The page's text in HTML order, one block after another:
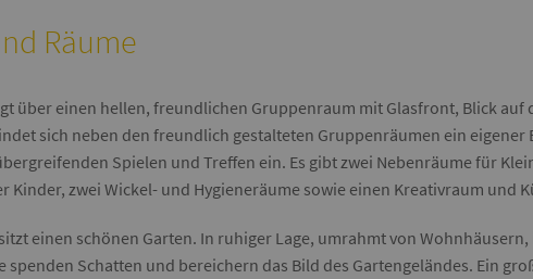
Räume
über einen hellen, freundlichen Gruppenraum mit Glasfront, Blick
sich neben den freundlich gestalteten Gruppenräumen ein
Spielen und Treffen ein. Es gibt zwei Nebenräume für
Kinder, zwei Wickel- und Hygieneräume sowie einen Kreativraum und
einen schönen Garten. In ruhiger Lage, umrahmt von
spenden Schatten und bereichern das Bild des Gartengeländes. Ein